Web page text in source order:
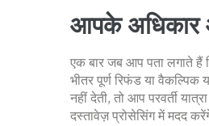
आपके
एक बार जब आप पता लगाते हैं
भीतर पूर्ण रिफंड या वैकल्पिक
नहीं देती, तो आप परवर्ती
दस्तावेज़ प्रोसेसिंग में मदद